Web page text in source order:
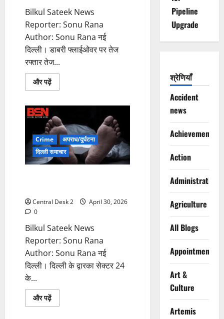
Bilkul Sateek News
Reporter: Sonu Rana
Author: Sonu Rana नई
दिल्ली। डाबरी फ्लाईओवर पर तेज
रफ्तार तेज...
और पढ़ेंRead
more
टक्कर
से
जोमैटो
डिलीवरी
बॉय
फ्लाईओवर
से
नीचे
Crime
अपराध/दुर्घटना
दिल्ली समाचार
Central Desk 2
April 30, 2026
0
Bilkul Sateek News
Reporter: Sonu Rana
Author: Sonu Rana नई
दिल्ली। दिल्ली के द्वारका सेक्टर 24
के...
और पढ़ेंRead
more
Pipeline
Upgrade
श्रेणियाँ
Accident
news
Achievements
Action
Administration
Agriculture
All Blogs
Appointments
Art &
Culture
Artemis